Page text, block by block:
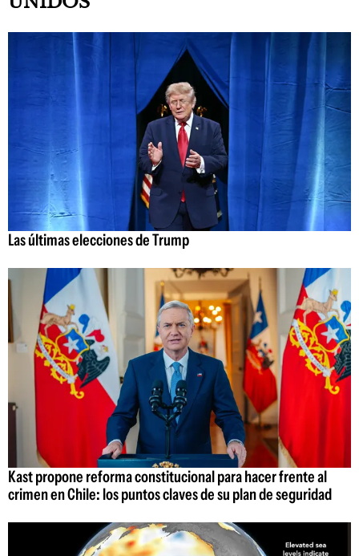
Las últimas elecciones de Trump
Kast propone reforma constitucional para hacer frente al
crimen en Chile: los puntos claves de su plan de seguridad